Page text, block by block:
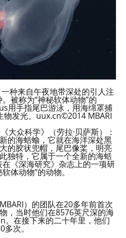
种来自午夜地带深处的引人注
被称为“神秘软体动物”的
用手指尾巴游泳，用海绵罩捕
物发光。uux.cn©2014 MBARI
大众科学》（劳拉·贝萨斯）：
的海蛞蝓，它就在海洋深处黑
的胶状兜帽，尾巴像桨，明亮
独特，它属于一个全新的海蛞
《深海研究》杂志上的一项研
体动物”的动物。
）的团队在20多年前首次
，当时他们在8576英尺深的海
在接下来的二十年里，他们
多次。